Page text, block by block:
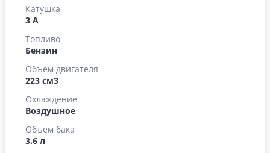
Катушка
3 А
Топливо
Бензин
Объем двигателя
223 см3
Охлаждение
Воздушное
Объем бака
3.6 л